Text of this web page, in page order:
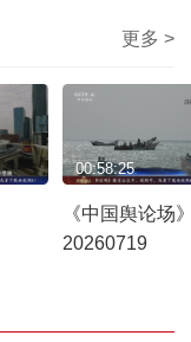
更多 >
《中国舆论场
20260719
00:58:25